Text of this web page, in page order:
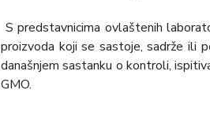
S predstavnicima ovlaštenih
proizvoda koji se sastoje, sadrže ili
današnjem sastanku o kontroli,
GMO.